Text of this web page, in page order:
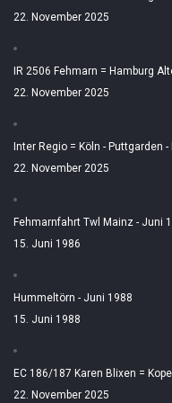
22. November 2025
IR 2506 Fehmarn = Hamburg
22. November 2025
Inter Regio = Köln - Puttgarden -
22. November 2025
Fehmarnfahrt Twl Mainz - Juni
15. Juni 1986
Hummeltörn - Juni 1988
15. Juni 1988
EC 186/187 Karen Blixen =
22. November 2025